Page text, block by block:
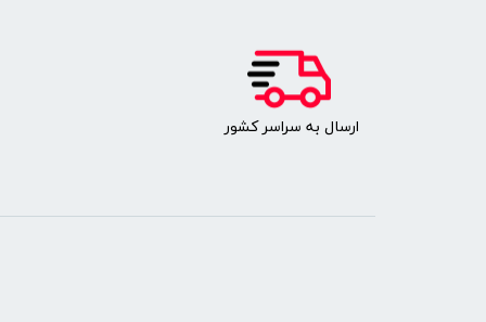
​ارسال به سراسر کشور